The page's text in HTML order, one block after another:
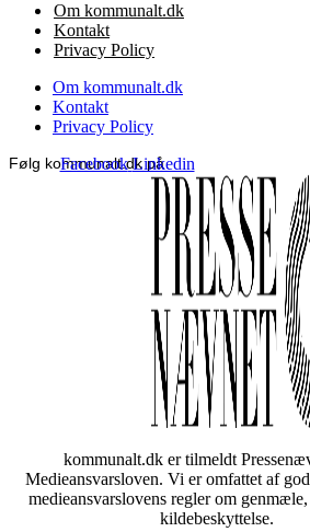
Om kommunalt.dk
Kontakt
Privacy Policy
Om kommunalt.dk
Kontakt
Privacy Policy
Følg kommunalt.dk på
Facebook Linkedin
kommunalt.dk er tilmeldt
Medieansvarsloven. Vi er omfattet af
medieansvarslovens regler om
kildebeskyttelse.